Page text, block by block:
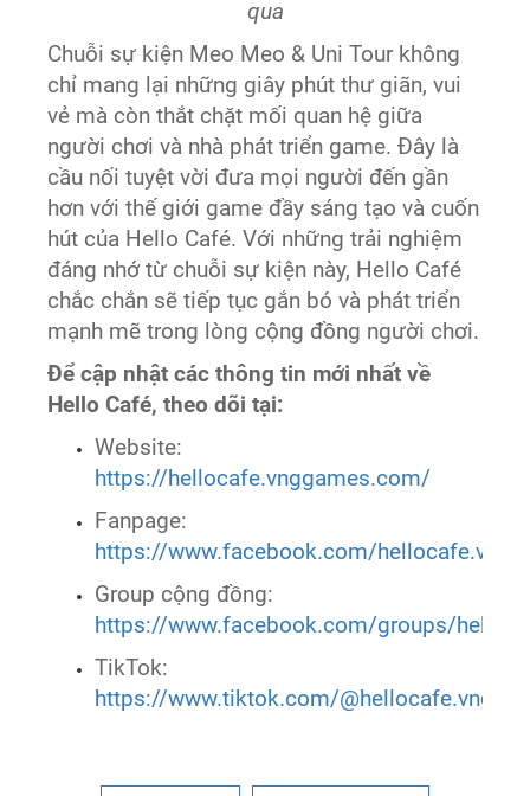
qua
Chuỗi sự kiện Meo Meo & Uni Tour không
chỉ mang lại những giây phút thư giãn, vui
vẻ mà còn thắt chặt mối quan hệ giữa
người chơi và nhà phát triển game. Đây là
cầu nối tuyệt vời đưa mọi người đến gần
hơn với thế giới game đầy sáng tạo và cuốn
hút của Hello Café. Với những trải nghiệm
đáng nhớ từ chuỗi sự kiện này, Hello Café
chắc chắn sẽ tiếp tục gắn bó và phát triển
mạnh mẽ trong lòng cộng đồng người chơi.
Để cập nhật các thông tin mới nhất về
Hello Café, theo dõi tại:
Website:
https://hellocafe.vnggames.com/
Fanpage:
https://www.facebook.com/
Group cộng đồng:
https://www.facebook.com/groups/
TikTok:
https://www.tiktok.com/